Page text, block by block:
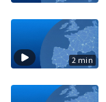
2 min